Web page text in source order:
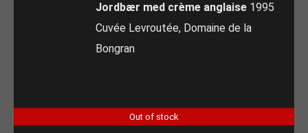
Jordbær med crème anglaise 1995
Cuvée Levroutée, Domaine de la
Bongran
Out of stock